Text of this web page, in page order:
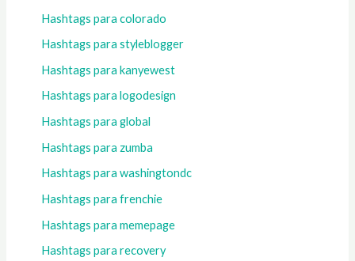
Hashtags para colorado
Hashtags para styleblogger
Hashtags para kanyewest
Hashtags para logodesign
Hashtags para global
Hashtags para zumba
Hashtags para washingtondc
Hashtags para frenchie
Hashtags para memepage
Hashtags para recovery